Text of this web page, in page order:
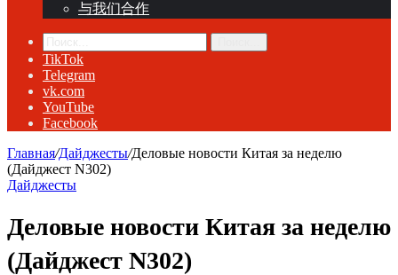
与我们合作
TikTok
Telegram
vk.com
YouTube
Facebook
Главная/Дайджесты/Деловые новости Китая за неделю
(Дайджест N302)
Дайджесты
Деловые новости Китая за неделю
(Дайджест N302)